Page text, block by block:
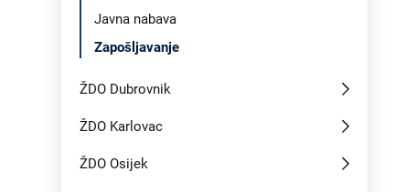
Javna nabava
Zapošljavanje
ŽDO Dubrovnik
ŽDO Karlovac
ŽDO Osijek